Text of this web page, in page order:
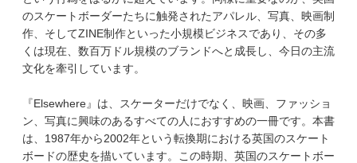
のスケートボーダーたちに触発されたアパレル、写真、映画制
作、そしてZINE制作といった小規模ビジネスであり、その多
くは現在、数百万ドル規模のブランドへと成長し、今日の主流
文化を牽引しています。
『Elsewhere』は、スケーターだけでなく、映画、ファッショ
ン、写真に興味のあるすべての人におすすめの一冊です。本書
は、1987年から2002年という転換期における英国のスケート
ボードの歴史を描いています。この時期、英国のスケートボー